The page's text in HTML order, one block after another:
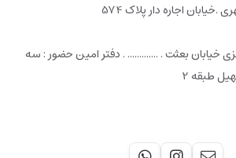
اجاره دار پلاک 574
خیابان بعثت . ............. . دفتر امین حضور : سه
طبقه 2